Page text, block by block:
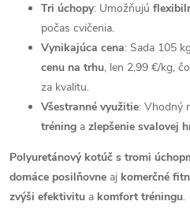
Tri úchopy: Umožňujú
počas cvičenia.
Vynikajúca cena: Sada 105
cenu na trhu, len 2,99 €/kg,
za kvalitu.
Všestranné využitie: Vhodný
tréning a zlepšenie svalovej
Polyuretánový kotúč s tromi
domáce posilňovne aj komerčné
zvýši efektivitu a komfort tréningu.